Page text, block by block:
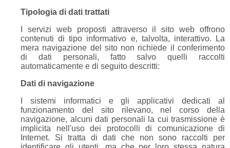
Tipologia di dati trattati
I servizi web proposti attraverso il sito web offrono
contenuti di tipo informativo e, talvolta, interattivo. La
mera navigazione del sito non richiede il conferimento
di dati personali, fatto salvo quelli raccolti
automaticamente e di seguito descritti:
Dati di navigazione​
I sistemi informatici e gli applicativi dedicati al
funzionamento del sito rilevano, nel corso della
navigazione, alcuni dati personali la cui trasmissione è
implicita nell'uso dei protocolli di comunicazione di
Internet. Si tratta di dati che non sono raccolti per